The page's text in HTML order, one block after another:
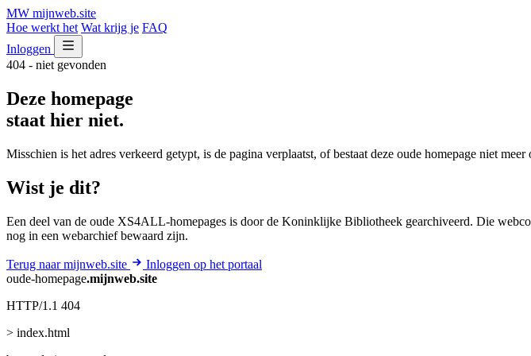
MW mijnweb.site
Hoe werkt het Wat krijg je FAQ
Inloggen
404 - niet gevonden
Deze homepage
staat hier niet.
Misschien is het adres verkeerd getypt, is de pagina verplaatst, of bestaat deze oude homepage niet
Wist je dit?
Een deel van de oude XS4ALL-homepages is door de Koninklijke Bibliotheek gearchiveerd. Die
nog in een webarchief bewaard zijn.
Terug naar mijnweb.site
Inloggen op het portaal
oude-homepage.mijnweb.site
HTTP/1.1 404
> index.html